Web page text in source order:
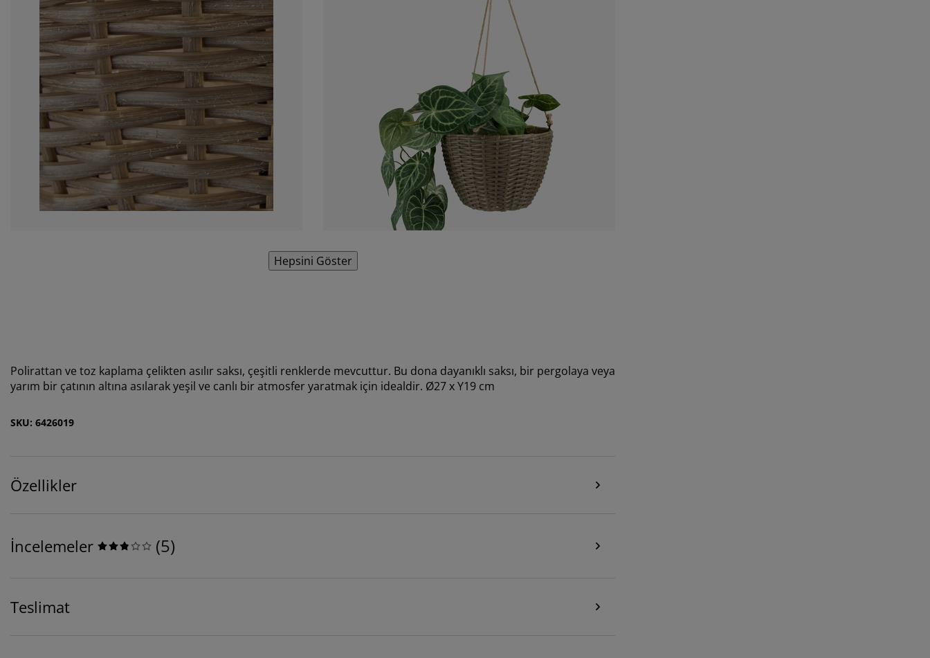
Hepsini Göster
Polirattan ve toz kaplama çelikten asılır saksı, çeşitli renklerde mevcuttur. Bu dona dayanıklı saksı, bir pergolaya veya
yarım bir çatının altına asılarak yeşil ve canlı bir atmosfer yaratmak için idealdir. Ø27 x Y19 cm
SKU: 6426019
Özellikler
İncelemeler (5)
Teslimat